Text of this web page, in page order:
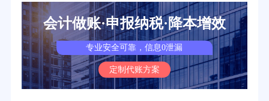
会计做账·申报纳税·降本增效
专业安全可靠，信息0泄漏
定制代账方案